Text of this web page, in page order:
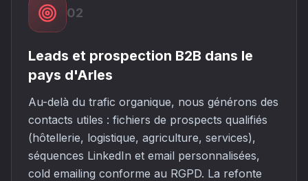
02
Leads et prospection B2B dans le
pays d'Arles
Au-delà du trafic organique, nous générons des
contacts utiles : fichiers de prospects qualifiés
(hôtellerie, logistique, agriculture, services),
séquences LinkedIn et email personnalisées,
cold emailing conforme au RGPD. La refonte